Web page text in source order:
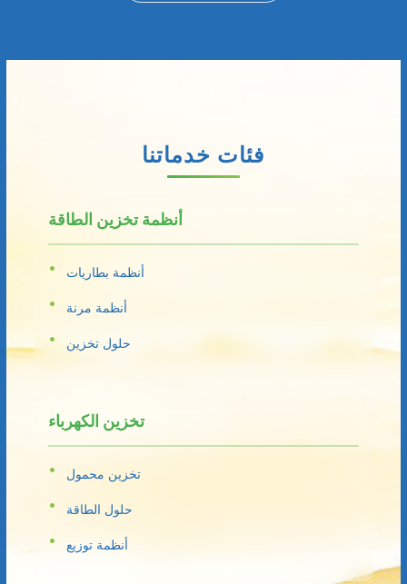
فئات خدماتنا
أنظمة تخزين الطاقة
أنظمة بطاريات
أنظمة مرنة
حلول تخزين
تخزين الكهرباء
تخزين محمول
حلول الطاقة
أنظمة توزيع